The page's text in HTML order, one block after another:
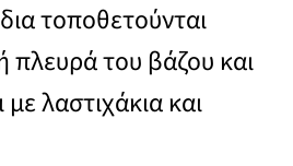
τοποθετούνται
πλευρά του βάζου και
λαστιχάκια και